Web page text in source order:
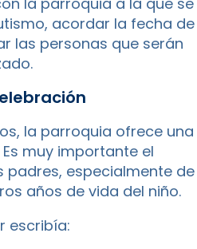
acordar la fecha de
las personas que serán
la parroquia ofrece una
muy importante el
padres, especialmente de
años de vida del niño.
escribía: